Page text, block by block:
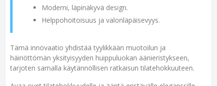
Moderni, läpinäkyvä design.
Helppohoitoisuus ja valonläpäisevyys.
Tämä innovaatio yhdistää tyylikkään muotoilun ja
häiriöttömän yksityisyyden huippuluokan äänieristykseen,
tarjoten samalla käytännöllisen ratkaisun tilatehokkuuteen.